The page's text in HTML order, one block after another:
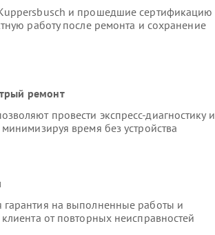
и прошедшие сертификацию
работу после ремонта и сохранение
ремонт
провести экспресс-диагностику и
время без устройства
гарантия на выполненные работы и
от повторных неисправностей